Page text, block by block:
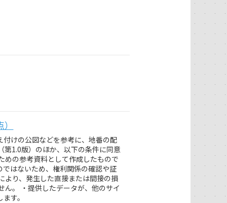
けの公図などを参考に、地番の配
1.0版）のほか、以下の条件に同意
めの参考資料として作成したもので
はないため、権利関係の確認や証
より、発生した直接または間接の損
。 ・提供したデータが、他のサイ
す。